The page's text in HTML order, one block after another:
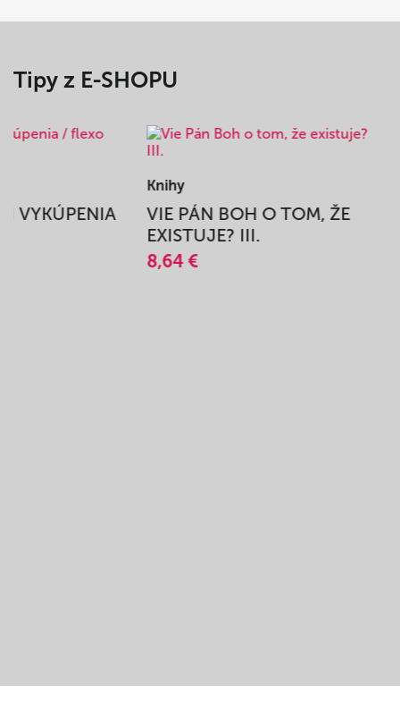
Tipy z E-SHOPU
VYKÚPENIA
Knihy
VIE PÁN BOH O TOM, ŽE
EXISTUJE? III.
8,64 €